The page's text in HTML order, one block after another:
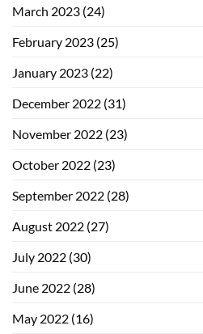
March 2023 (24)
February 2023 (25)
January 2023 (22)
December 2022 (31)
November 2022 (23)
October 2022 (23)
September 2022 (28)
August 2022 (27)
July 2022 (30)
June 2022 (28)
May 2022 (16)